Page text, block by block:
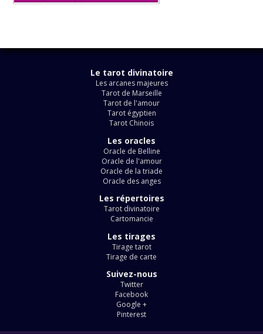
Le tarot divinatoire
Les arcanes majeures
Tarot de Marseille
Tarot de l'amour
Tarot égyptien
Tarot Chinois
Les oracles
Oracle de Belline
Oracle de l'amour
Oracle de la triade
Oracle des anges
Les répertoires
Tarot divinatoire
Cartomancie
Les tirages
Tirage tarot
Tirage de carte
Suivez-nous
Twitter
Facebook
Google +
Pinterest